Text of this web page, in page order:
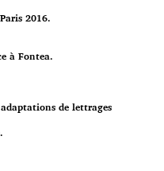
2016.
à Fontea.
de lettrages